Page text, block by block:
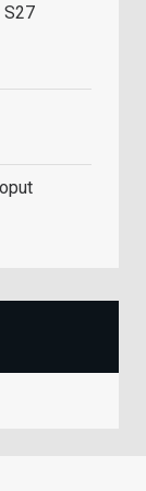
S27